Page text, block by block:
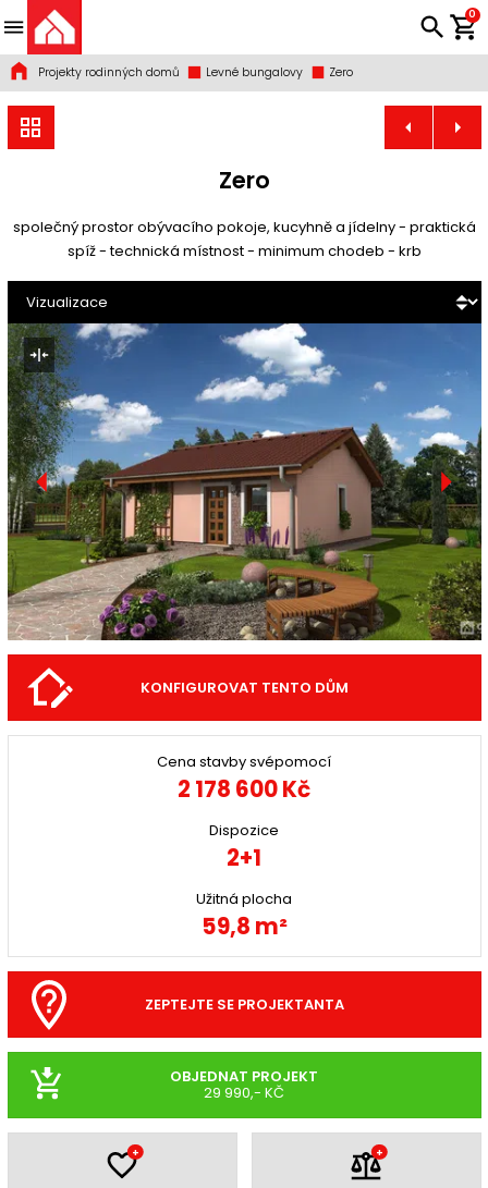
0
Projekty rodinných domů Levné bungalovy Zero
Zero
společný prostor obývacího pokoje, kucyhně a jídelny - praktická
spíž - technická místnost - minimum chodeb - krb
KONFIGUROVAT TENTO DŮM
Cena stavby svépomocí
2 178 600 Kč
Dispozice
2+1
Užitná plocha
59,8 m²
ZEPTEJTE SE PROJEKTANTA
OBJEDNAT PROJEKT
29 990,- KČ
+ +